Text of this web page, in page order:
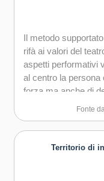
Il metodo
rifà ai valori del
aspetti performativi
al centro la persona
forza ma anche di
Fonte
Territorio di